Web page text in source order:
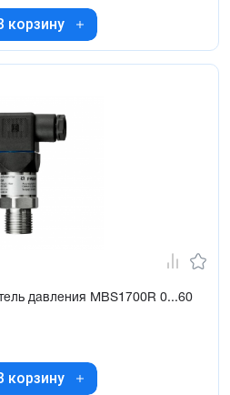
корзину
давления MBS1700R 0...60
корзину